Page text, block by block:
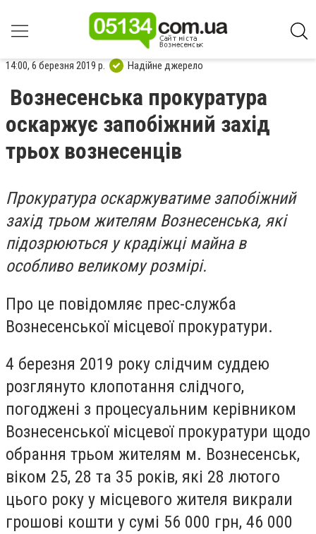
14:00, 6 березня 2019 р. Надійне джерело
Вознесенська прокуратура
оскаржує запобіжний захід
трьох вознесенців
Прокуратура оскаржуватиме запобіжний
захід трьом жителям Вознесенська, які
підозрюються у крадіжці майна в
особливо великому розмірі.
Про це повідомляє прес-служба
Вознесенської місцевої прокуратури.
4 березня 2019 року слідчим суддею
розглянуто клопотання слідчого,
погоджені з процесуальним керівником
Вознесенської місцевої прокуратури щодо
обрання трьом жителям м. Вознесенськ,
віком 25, 28 та 35 років, які 28 лютого
цього року у місцевого жителя викрали
грошові кошти у сумі 56 000 грн, 46 000